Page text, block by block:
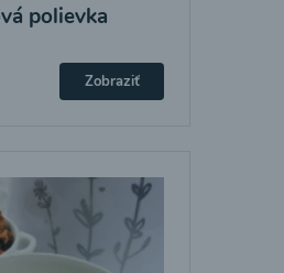
polievka
Zobraziť